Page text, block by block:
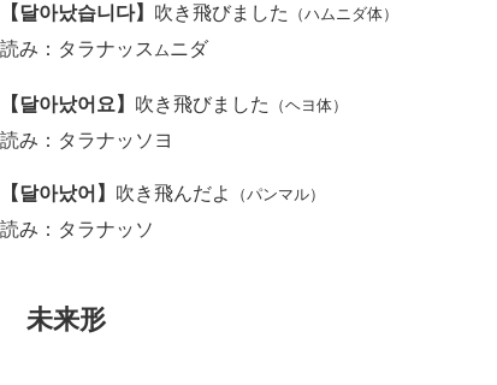
【달아났습니다】 吹き飛びました （ハムニダ体）
読み：タラナッス ム ニダ
【달아났어요】 吹き飛びました （ヘヨ体）
読み：タラナッソヨ
【달아났어】 吹き飛んだよ （パンマル）
読み：タラナッソ
未来形